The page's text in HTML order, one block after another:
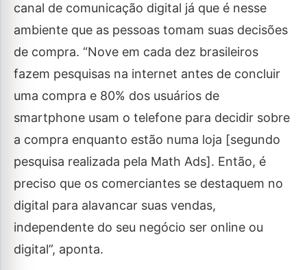
canal de comunicação digital já que é nesse
ambiente que as pessoas tomam suas decisões
de compra. “Nove em cada dez brasileiros
fazem pesquisas na internet antes de concluir
uma compra e 80% dos usuários de
smartphone usam o telefone para decidir sobre
a compra enquanto estão numa loja [segundo
pesquisa realizada pela Math Ads]. Então, é
preciso que os comerciantes se destaquem no
digital para alavancar suas vendas,
independente do seu negócio ser online ou
digital”, aponta.